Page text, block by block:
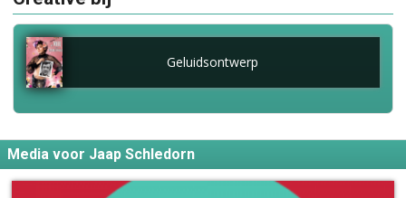
Geluidsontwerp
Media voor Jaap Schledorn